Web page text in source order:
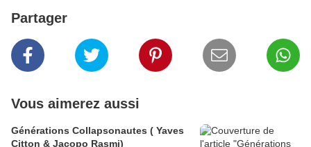
Partager
Vous aimerez aussi
Générations Collapsonautes ( Yaves
Citton & Jacopo Rasmi)